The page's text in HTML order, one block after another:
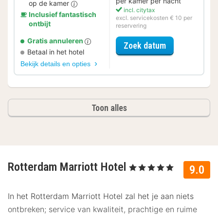
op de kamer
Inclusief fantastisch
ontbijt
Gratis annuleren
Betaal in het hotel
Bekijk details en opties
incl. citytax
excl. servicekosten € 10 per
reservering
Zoek datumvoor
Toon alles
9.0
Rotterdam Marriott Hotel , 5 Sterren
In het Rotterdam Marriott Hotel zal het je aan niets
ontbreken; service van kwaliteit, prachtige en ruime